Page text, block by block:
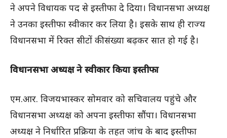
ने अपने विधायक पद से इस्तीफा दे दिया। विधानसभा अध्यक्ष
ने उनका इस्तीफा स्वीकार कर लिया है। इसके साथ ही राज्य
विधानसभा में रिक्त सीटों की संख्या बढ़कर सात हो गई है।
विधानसभा अध्यक्ष ने स्वीकार किया इस्तीफा
एम.आर. विजयभास्कर सोमवार को सचिवालय पहुंचे और
विधानसभा अध्यक्ष को अपना इस्तीफा सौंपा। विधानसभा
अध्यक्ष ने निर्धारित प्रक्रिया के तहत जांच के बाद इस्तीफा